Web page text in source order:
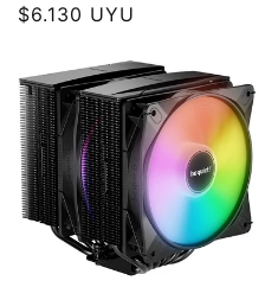
Precio
$6.130 UYU